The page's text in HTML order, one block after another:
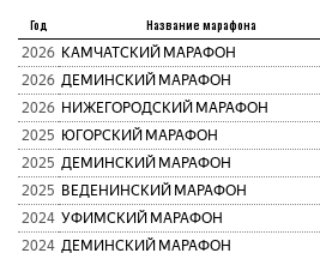
Год Название марафона
2026 КАМЧАТСКИЙ МАРАФОН
2026 ДЕМИНСКИЙ МАРАФОН
2026 НИЖЕГОРОДСКИЙ МАРАФОН
2025 ЮГОРСКИЙ МАРАФОН
2025 ДЕМИНСКИЙ МАРАФОН
2025 ВЕДЕНИНСКИЙ МАРАФОН
2024 УФИМСКИЙ МАРАФОН
2024 ДЕМИНСКИЙ МАРАФОН